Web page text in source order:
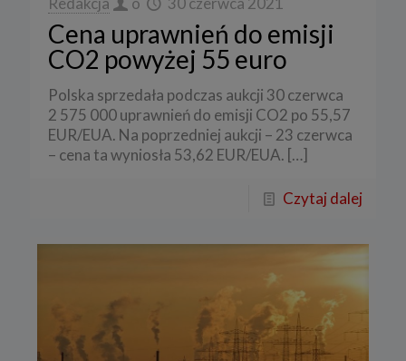
Cena uprawnień do emisji
CO2 powyżej 55 euro
Polska sprzedała podczas aukcji 30 czerwca
2 575 000 uprawnień do emisji CO2 po 55,57
EUR/EUA. Na poprzedniej aukcji – 23 czerwca
– cena ta wyniosła 53,62 EUR/EUA. […]
Czytaj dalej